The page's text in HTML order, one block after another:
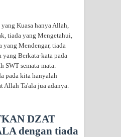
Kuasa hanya Allah,
tiada yang Mengetahui,
yang Mendengar, tiada
Berkata-kata pada
SWT semata-mata.
pada kita hanyalah
Allah Ta'ala jua adanya.
DZAT
dengan tiada